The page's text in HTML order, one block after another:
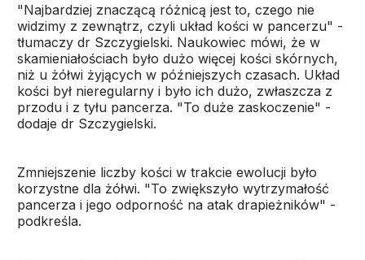
"Najbardziej znaczącą różnicą jest to, czego nie
widzimy z zewnątrz, czyli układ kości w pancerzu" -
tłumaczy dr Szczygielski. Naukowiec mówi, że w
skamieniałościach było dużo więcej kości skórnych,
niż u żółwi żyjących w późniejszych czasach. Układ
kości był nieregularny i było ich dużo, zwłaszcza z
przodu i z tyłu pancerza. "To duże zaskoczenie" -
dodaje dr Szczygielski.
Zmniejszenie liczby kości w trakcie ewolucji było
korzystne dla żółwi. "To zwiększyło wytrzymałość
pancerza i jego odporność na atak drapieżników" -
podkreśla.